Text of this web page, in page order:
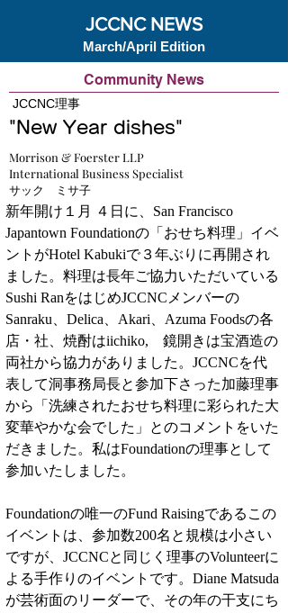
JCCNC NEWS
March/April Edition
Community News
JCCNC理事
"New Year dishes"
Morrison & Foerster LLP
International Business Specialist
サック ミサ子
新年開け１月 ４日に、San Francisco
Japantown Foundationの「おせち料理」イベ
ントがHotel Kabukiで３年ぶりに再開され
ました。料理は長年ご協力いただいている
Sushi RanをはじめJCCNCメンバーの
Sanraku、Delica、Akari、Azuma Foodsの各
店・社、焼酎はiichiko,　鏡開きは宝酒造の
両社から協力がありました。JCCNCを代
表して洞事務局長と参加下さった加藤理事
から「洗練されたおせち料理に彩られた大
変華やかな会でした」とのコメントをいた
だきました。私はFoundationの理事として
参加いたしました。
Foundationの唯一のFund Raisingであるこの
イベントは、参加数200名と規模は小さい
ですが、JCCNCと同じく理事のVolunteerに
よる手作りのイベントです。Diane Matsuda
が芸術面のリーダーで、その年の干支にち